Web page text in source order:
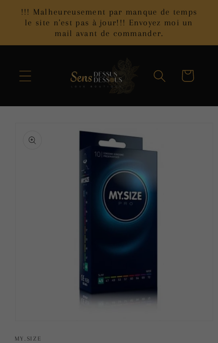
passer
au
!!! Malheureusement par manque de temps
le site n'est pas à jour!!! Envoyez moi un
mail avant de commander.
Panier
informations
produits
média
MY.SIZE